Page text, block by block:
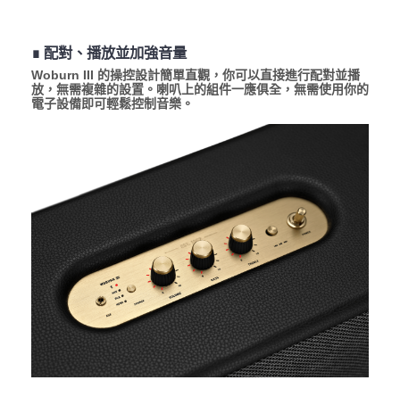
∎ 配對、播放並加強音量
Woburn III 的操控設計簡單直觀，你可以直接進行配對並播
放，無需複雜的設置。喇叭上的組件一應俱全，無需使用你的
電子設備即可輕鬆控制音樂。